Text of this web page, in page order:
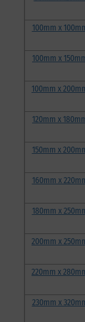
100mm x
100mm x
100mm x
120mm x
150mm x
160mm x
180mm x
200mm x
220mm x
230mm x